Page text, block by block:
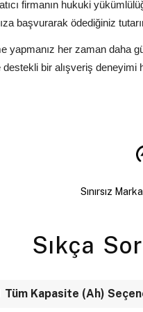
firmanın hukuki
başvurarak ödediğiniz
yapmanız her zaman
bir alışveriş
Sınırsız
Sıkça
Tüm Kapasite (Ah)